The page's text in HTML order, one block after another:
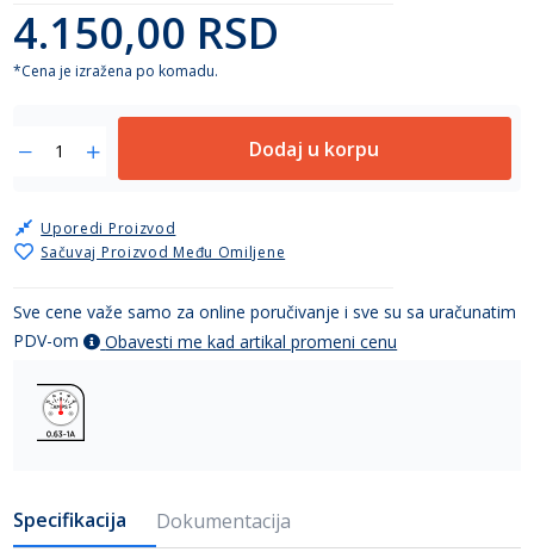
gallery
4.150,00 RSD
*Cena je izražena po komadu.
Dodaj u korpu
Sačuvaj Proizvod Među Omiljene
Uporedi Proizvod
Sve cene važe samo za online poručivanje i sve su sa uračunatim
PDV-om
Obavesti me kad artikal promeni cenu
Specifikacija Dokumentacija